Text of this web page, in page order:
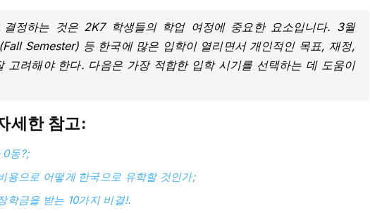
정하는 것은 2K7 학생들의 학업 여정에 중요한 요소입니다. 3월
Semester) 등 한국에 많은 입학이 열리면서 개인적인 목표, 재정,
고려해야 한다. 다음은 가장 적합한 입학 시기를 선택하는 데 도움이
세한 참고:
0동?;
용으로 어떻게 한국으로 유학할 것인가;
학금을 받는 10가지 비결!.